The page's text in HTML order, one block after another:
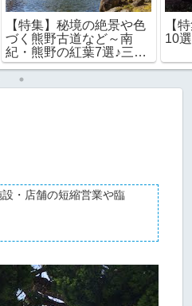
【特集】秘境の絶景や色
づく熊野古道など～南
紀・熊野の紅葉7選♪三重
県・奈良県編
【
10選
・店舗の短縮営業や臨